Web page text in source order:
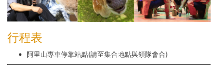
行程表
阿里山專車停靠站點(請至集合地點與領隊會合)